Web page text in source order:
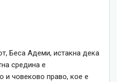
Беса Адеми, истакна дека
средина е
и човеково право, кое е